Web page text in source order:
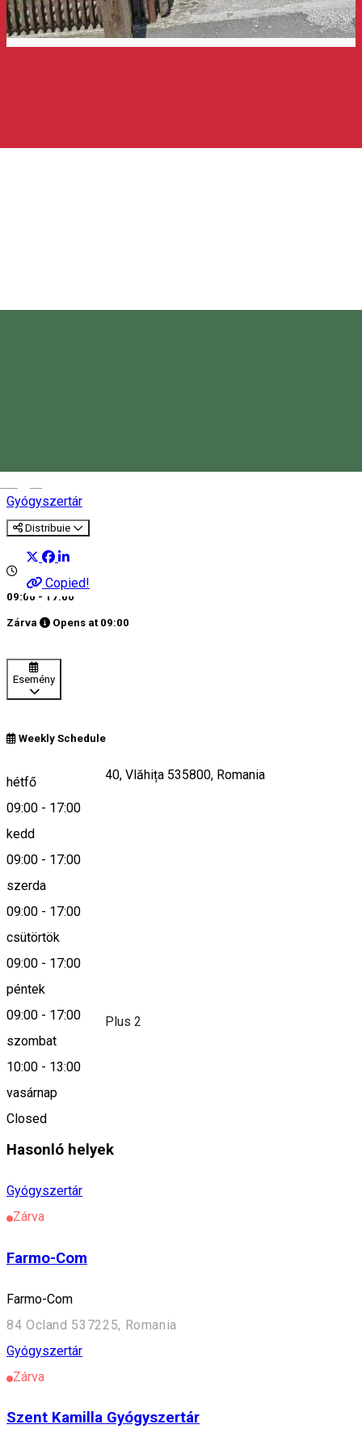
Gyógyszertár
Distribuie
Copied!
09:00 - 17:00
Zárva Opens at 09:00
Esemény
Weekly Schedule
hétfő
09:00 - 17:00
kedd
09:00 - 17:00
szerda
09:00 - 17:00
csütörtök
09:00 - 17:00
péntek
09:00 - 17:00
szombat
10:00 - 13:00
vasárnap
Closed
Strada Republicii 40, Vlăhița 535800, Romania
Keresd térképen
Leírás
Farmacia Kamilla Plus 2
Település
Hasonló helyek
Gyógyszertár
Zárva
Farmo-Com
Farmo-Com
84 Ocland 537225, Romania
Gyógyszertár
Zárva
Szent Kamilla Gyógyszertár